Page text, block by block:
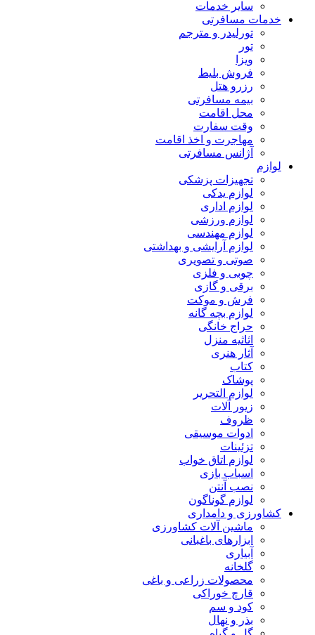
سایر خدمات
خدمات مسافرتی
تورلیدر و مترجم
تور
ویزا
فروش بلیط
رزرو هتل
بیمه مسافرتی
محل اقامت
وقت سفارت
مهاجرت و اخذ اقامت
آژانس مسافرتی
لوازم
تجهیزات پزشکی
لوازم یدکی
لوازم اداری
لوازم ورزشی
لوازم مهندسی
لوازم آرایشی و بهداشتی
صوتی و تصویری
چوبی و فلزی
برقی و گازی
فرش و موکت
لوازم بچه گانه
حراج خانگی
اثاثیه منزل
آثار هنری
کتاب
پوشاک
لوازم التحریر
زیور آلات
ظروف
ادوات موسیقی
تزئینات
لوازم اتاق خواب
اسباب بازی
نصب آنتن
لوازم گوناگون
کشاورزی و دامداری
ماشین آلات کشاورزی
ابزارهای باغبانی
آبیاری
گلخانه
محصولات زراعی و باغی
قارچ خوراکی
کود و سم
بذر و نهال